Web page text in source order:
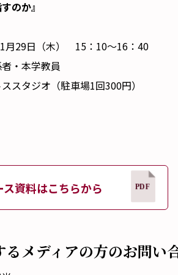
のか』
29日（木） 15：10～16：40
・本学教員
タジオ（駐車場1回300円）
資料はこちらから
るメディアの方のお問い